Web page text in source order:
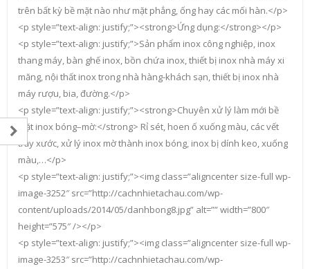
trên bất kỳ bề mặt nào như mặt phẳng, ống hay các mối hàn.</p>
<p style=”text-align: justify;”><strong>Ứng dụng:</strong></p>
<p style=”text-align: justify;”>Sản phẩm inox công nghiệp, inox
thang máy, bàn ghế inox, bồn chứa inox, thiết bị inox nhà máy xi
măng, nội thất inox trong nhà hàng-khách sạn, thiết bị inox nhà
máy rượu, bia, đường.</p>
<p style=”text-align: justify;”><strong>Chuyên xử lý làm mới bề
mặt inox bóng–mờ:</strong> Rỉ sét, hoen ố xuống màu, các vết
trầy xước, xử lý inox mờ thành inox bóng, inox bị dính keo, xuống
màu,…</p>
<p style=”text-align: justify;”><img class=”aligncenter size-full wp-
image-3252″ src=”http://cachnhietachau.com/wp-
content/uploads/2014/05/danhbong8.jpg” alt=”” width=”800″
height=”575″ /></p>
<p style=”text-align: justify;”><img class=”aligncenter size-full wp-
image-3253″ src=”http://cachnhietachau.com/wp-